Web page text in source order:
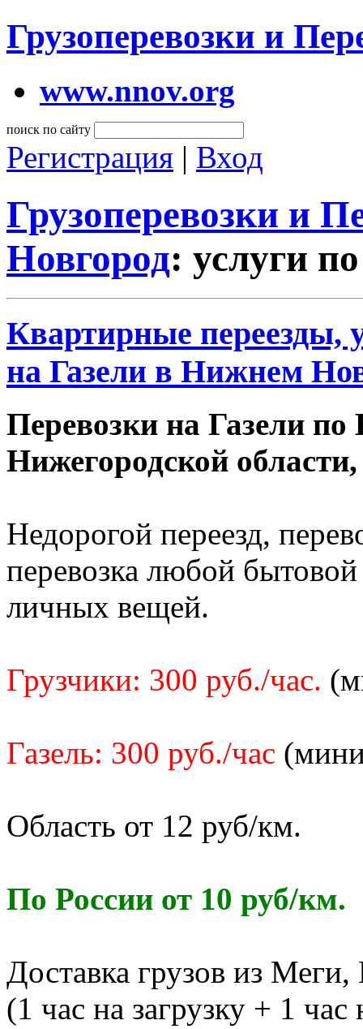
Грузоперевозки и
www.nnov.org
поиск по сайту
Регистрация | Вход
Грузоперевозки и
Новгород: услуги
Квартирные переезды,
на Газели в Нижнем
Перевозки на Газели
Нижегородской
Недорогой переезд,
перевозка любой
личных вещей.
Грузчики: 300 руб./час.
Газель: 300 руб./час
Область от 12 руб/км.
По России от 10 руб/км.
Доставка грузов из
(1 час на загрузку + 1